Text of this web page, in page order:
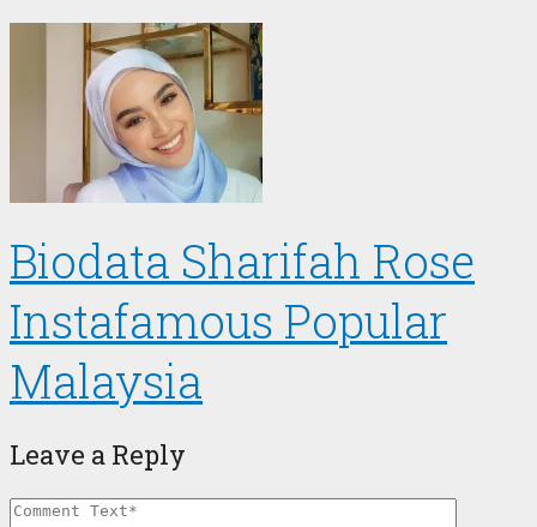
Biodata Sharifah Rose
Instafamous Popular
Malaysia
Leave a Reply